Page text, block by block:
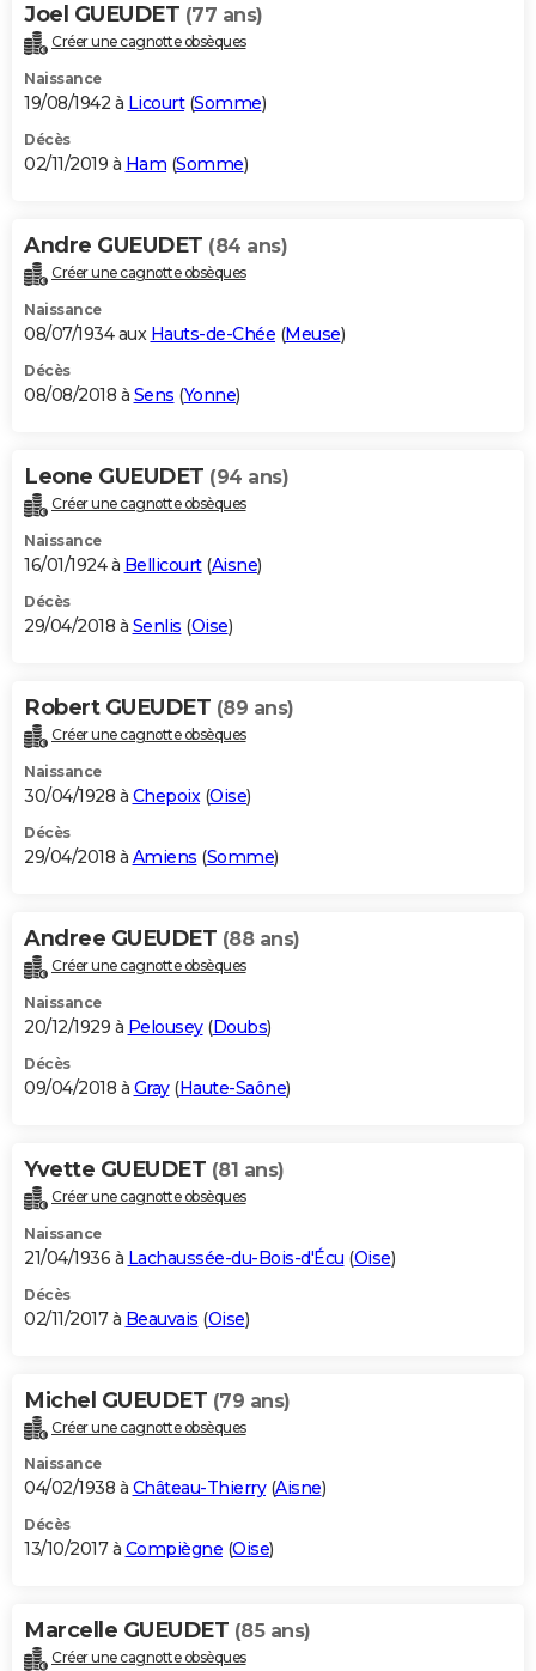
Joel GUEUDET (77 ans)
Créer une cagnotte obsèques
Naissance
19/08/1942 à Licourt(Somme)
Décès
02/11/2019 à Ham (Somme)
Andre GUEUDET (84 ans)
Créer une cagnotte obsèques
Naissance
08/07/1934 aux Hauts-de-Chée (Meuse)
Décès
08/08/2018 à Sens (Yonne)
Leone GUEUDET (94 ans)
Créer une cagnotte obsèques
Naissance
16/01/1924 à Bellicourt(Aisne)
Décès
29/04/2018 à Senlis (Oise)
Robert GUEUDET (89 ans)
Créer une cagnotte obsèques
Naissance
30/04/1928 à Chepoix(Oise)
Décès
29/04/2018 à Amiens (Somme)
Andree GUEUDET (88 ans)
Créer une cagnotte obsèques
Naissance
20/12/1929 à Pelousey(Doubs)
Décès
09/04/2018 à Gray(Haute-Saône)
Yvette GUEUDET (81 ans)
Créer une cagnotte obsèques
Naissance
21/04/1936 à Lachaussée-du-Bois-d'Écu (Oise)
Décès
02/11/2017 à Beauvais (Oise)
Michel GUEUDET (79 ans)
Créer une cagnotte obsèques
Naissance
04/02/1938 à Château-Thierry(Aisne)
Décès
13/10/2017 à Compiègne (Oise)
Marcelle GUEUDET (85 ans)
Créer une cagnotte obsèques